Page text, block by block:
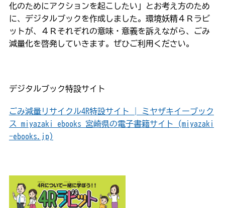
化のためにアクションを起こしたい」とお考え方のため
に、デジタルブックを作成しました。環境妖精４Ｒラビ
ットが、４Ｒそれぞれの意味・意義を訴えながら、ごみ
減量化を啓発していきます。ぜひご利用ください。
デジタルブック特設サイト
ごみ減量リサイクル4R特設サイト | ミヤザキイーブック
ス miyazaki ebooks 宮崎県の電子書籍サイト (miyazaki
-ebooks.jp)